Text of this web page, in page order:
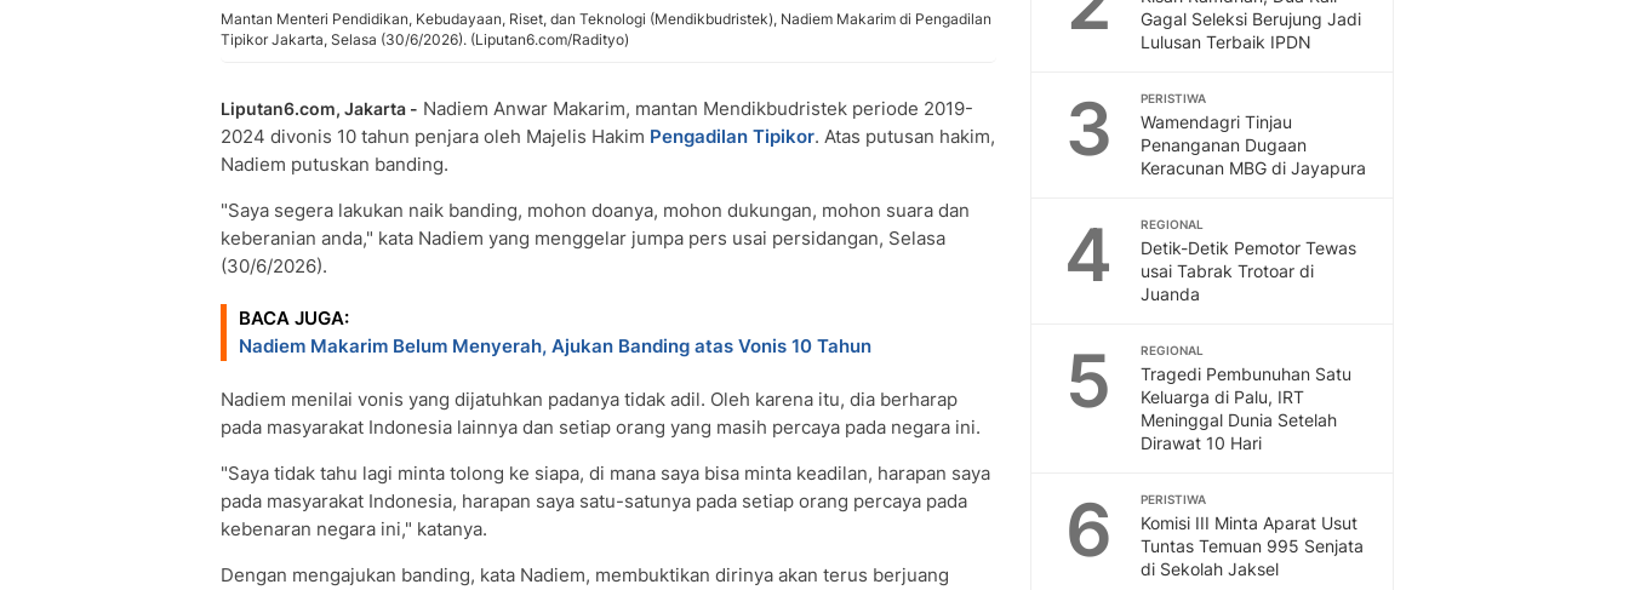
Mantan Menteri Pendidikan, Kebudayaan, Riset, dan Teknologi (Mendikbudristek), Nadiem Makarim di Pengadilan
Tipikor Jakarta, Selasa (30/6/2026). (Liputan6.com/Radityo)
Liputan6.com, Jakarta - Nadiem Anwar Makarim, mantan Mendikbudristek periode 2019-
2024 divonis 10 tahun penjara oleh Majelis Hakim Pengadilan Tipikor. Atas putusan hakim,
Nadiem putuskan banding.
"Saya segera lakukan naik banding, mohon doanya, mohon dukungan, mohon suara dan
keberanian anda," kata Nadiem yang menggelar jumpa pers usai persidangan, Selasa
(30/6/2026).
BACA JUGA:
Nadiem Makarim Belum Menyerah, Ajukan Banding atas Vonis 10 Tahun
Nadiem menilai vonis yang dijatuhkan padanya tidak adil. Oleh karena itu, dia berharap
pada masyarakat Indonesia lainnya dan setiap orang yang masih percaya pada negara ini.
"Saya tidak tahu lagi minta tolong ke siapa, di mana saya bisa minta keadilan, harapan saya
pada masyarakat Indonesia, harapan saya satu-satunya pada setiap orang percaya pada
kebenaran negara ini," katanya.
Dengan mengajukan banding, kata Nadiem, membuktikan dirinya akan terus berjuang
Gagal Seleksi Berujung Jadi
Lulusan Terbaik IPDN
3 PERISTIWA
Wamendagri Tinjau
Penanganan Dugaan
Keracunan MBG di Jayapura
4 REGIONAL
Detik-Detik Pemotor Tewas
usai Tabrak Trotoar di
Juanda
5 REGIONAL
Tragedi Pembunuhan Satu
Keluarga di Palu, IRT
Meninggal Dunia Setelah
Dirawat 10 Hari
6 PERISTIWA
Komisi III Minta Aparat Usut
Tuntas Temuan 995 Senjata
di Sekolah Jaksel